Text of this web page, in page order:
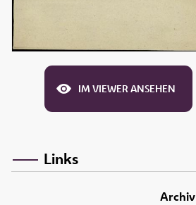
IM VIEWER ANSEHEN
Links
Archiv